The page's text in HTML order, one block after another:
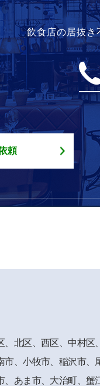
飲食店の居抜き
頼
、北区、西区、中村区
市、小牧市、稲沢市、
、あま市、大治町、蟹